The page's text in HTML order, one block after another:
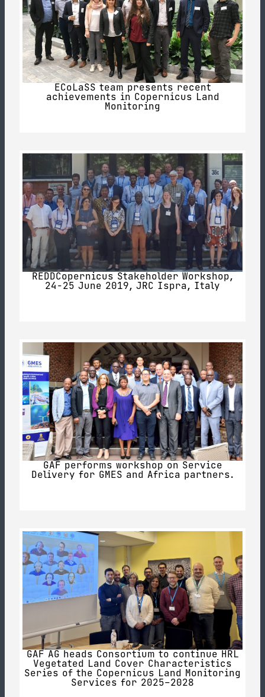
ECoLaSS team presents recent
achievements in Copernicus Land
Monitoring
REDDCopernicus Stakeholder Workshop,
24-25 June 2019, JRC Ispra, Italy
GAF performs workshop on Service
Delivery for GMES and Africa partners.
GAF AG heads Consortium to continue HRL
Vegetated Land Cover Characteristics
Series of the Copernicus Land Monitoring
Services for 2025–2028